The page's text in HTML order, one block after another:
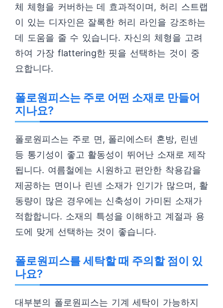
체 체형을 커버하는 데 효과적이며, 허리 스트랩
이 있는 디자인은 잘록한 허리 라인을 강조하는
데 도움을 줄 수 있습니다. 자신의 체형을 고려
하여 가장 flattering한 핏을 선택하는 것이 중
요합니다.
폴로원피스는 주로 어떤 소재로 만들어
지나요?
폴로원피스는 주로 면, 폴리에스터 혼방, 린넨
등 통기성이 좋고 활동성이 뛰어난 소재로 제작
됩니다. 여름철에는 시원하고 편안한 착용감을
제공하는 면이나 린넨 소재가 인기가 많으며, 활
동량이 많은 경우에는 신축성이 가미된 소재가
적합합니다. 소재의 특성을 이해하고 계절과 용
도에 맞게 선택하는 것이 좋습니다.
폴로원피스를 세탁할 때 주의할 점이 있
나요?
대부분의 폴로원피스는 기계 세탁이 가능하지